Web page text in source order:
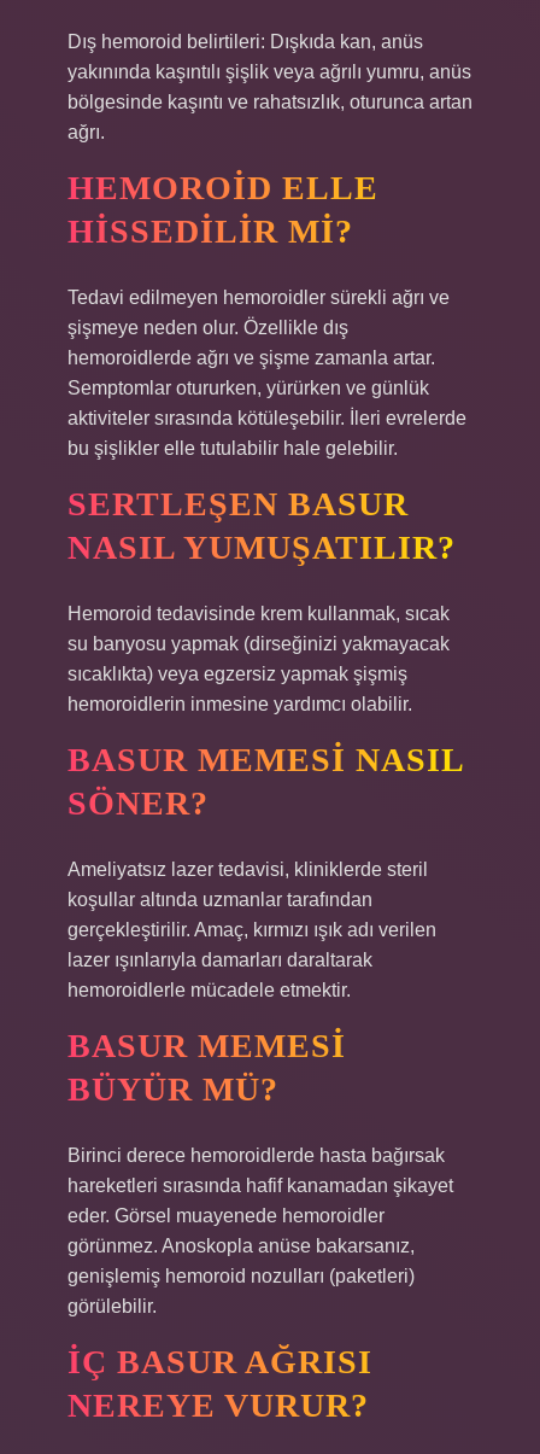
Dış hemoroid belirtileri: Dışkıda kan, anüs
yakınında kaşıntılı şişlik veya ağrılı yumru, anüs
bölgesinde kaşıntı ve rahatsızlık, oturunca artan
ağrı.
HEMOROID ELLE
HISSEDILIR MI?
Tedavi edilmeyen hemoroidler sürekli ağrı ve
şişmeye neden olur. Özellikle dış
hemoroidlerde ağrı ve şişme zamanla artar.
Semptomlar otururken, yürürken ve günlük
aktiviteler sırasında kötüleşebilir. İleri evrelerde
bu şişlikler elle tutulabilir hale gelebilir.
SERTLEŞEN BASUR
NASIL YUMUŞATILIR?
Hemoroid tedavisinde krem ​​kullanmak, sıcak
su banyosu yapmak (dirseğinizi yakmayacak
sıcaklıkta) veya egzersiz yapmak şişmiş
hemoroidlerin inmesine yardımcı olabilir.
BASUR MEMESI NASIL
SÖNER?
Ameliyatsız lazer tedavisi, kliniklerde steril
koşullar altında uzmanlar tarafından
gerçekleştirilir. Amaç, kırmızı ışık adı verilen
lazer ışınlarıyla damarları daraltarak
hemoroidlerle mücadele etmektir.
BASUR MEMESI
BÜYÜR MÜ?
Birinci derece hemoroidlerde hasta bağırsak
hareketleri sırasında hafif kanamadan şikayet
eder. Görsel muayenede hemoroidler
görünmez. Anoskopla anüse bakarsanız,
genişlemiş hemoroid nozulları (paketleri)
görülebilir.
İÇ BASUR AĞRISI
NEREYE VURUR?